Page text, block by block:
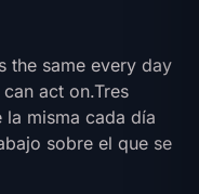
the same every day
act on.Tres
la misma cada día
sobre el que se